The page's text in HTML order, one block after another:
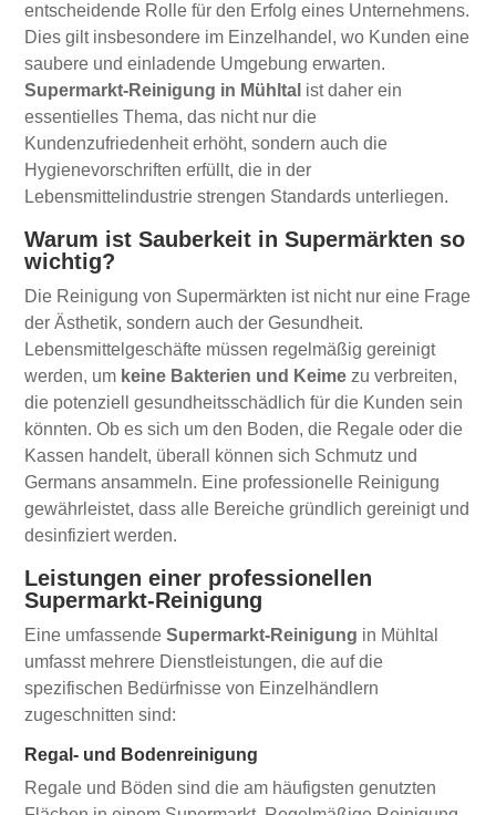
entscheidende Rolle für den Erfolg eines Unternehmens.
Dies gilt insbesondere im Einzelhandel, wo Kunden eine
saubere und einladende Umgebung erwarten.
Supermarkt-Reinigung in Mühltal ist daher ein
essentielles Thema, das nicht nur die
Kundenzufriedenheit erhöht, sondern auch die
Hygienevorschriften erfüllt, die in der
Lebensmittelindustrie strengen Standards unterliegen.
Warum ist Sauberkeit in Supermärkten so
wichtig?
Die Reinigung von Supermärkten ist nicht nur eine Frage
der Ästhetik, sondern auch der Gesundheit.
Lebensmittelgeschäfte müssen regelmäßig gereinigt
werden, um keine Bakterien und Keime zu verbreiten,
die potenziell gesundheitsschädlich für die Kunden sein
könnten. Ob es sich um den Boden, die Regale oder die
Kassen handelt, überall können sich Schmutz und
Germans ansammeln. Eine professionelle Reinigung
gewährleistet, dass alle Bereiche gründlich gereinigt und
desinfiziert werden.
Leistungen einer professionellen
Supermarkt-Reinigung
Eine umfassendeSupermarkt-Reinigung in Mühltal
umfasst mehrere Dienstleistungen, die auf die
spezifischen Bedürfnisse von Einzelhändlern
zugeschnitten sind:
Regal- und Bodenreinigung
Regale und Böden sind die am häufigsten genutzten